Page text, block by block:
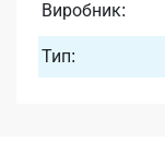
Виробник:
Тип: